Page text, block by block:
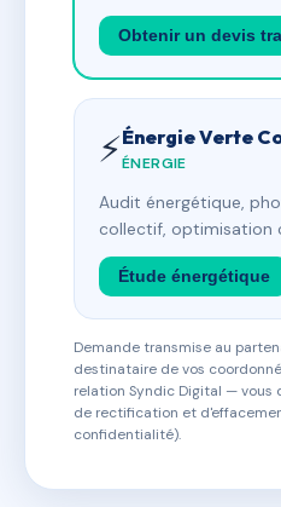
Obtenir un devis
⚡Énergie Verte
ÉNERGIE
Audit énergétique,
collectif, optimisation
Étude énergétique
Demande transmise au
destinataire de vos
relation Syndic Digital — vous
de rectification et
confidentialité).